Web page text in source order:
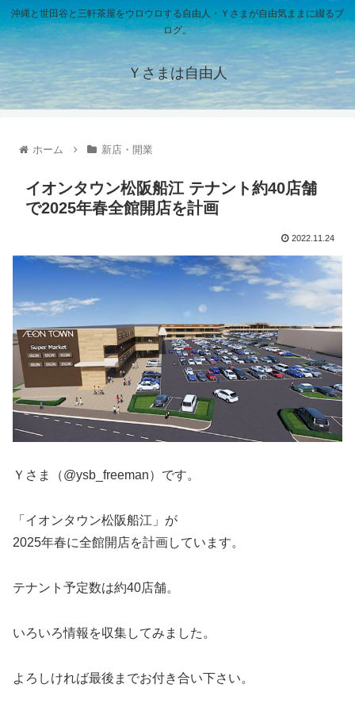
沖縄と世田谷と三軒茶屋をウロウロする自由人・Ｙさまが自由気ままに綴るブ
ログ。
Ｙさまは自由人
ホーム 新店・開業
イオンタウン松阪船江 テナント約40店舗
で2025年春全館開店を計画
2022.11.24
Ｙさま（@ysb_freeman）です。
「イオンタウン松阪船江」が
2025年春に全館開店を計画しています。
テナント予定数は約40店舗。
いろいろ情報を収集してみました。
よろしければ最後までお付き合い下さい。